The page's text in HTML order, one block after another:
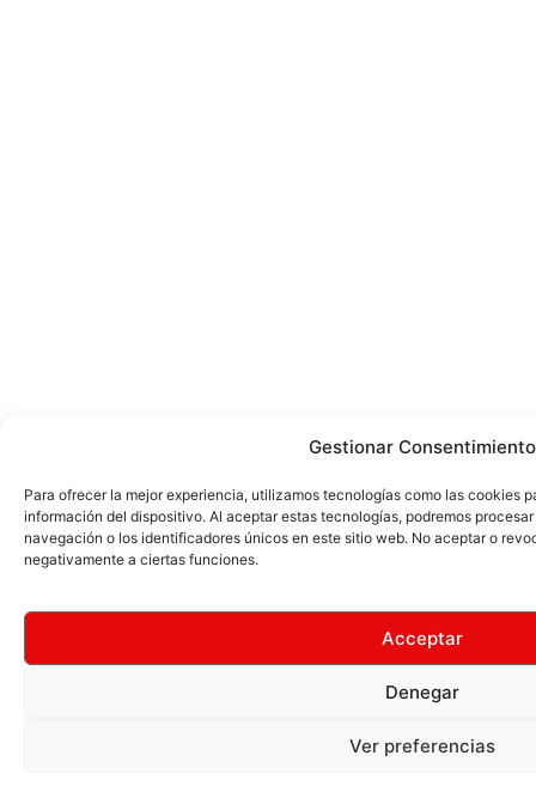
Gestionar Consentimiento
Para ofrecer la mejor experiencia, utilizamos tecnologías como las cookies
información del dispositivo. Al aceptar estas tecnologías, podremos
navegación o los identificadores únicos en este sitio web. No aceptar o
negativamente a ciertas funciones.
Acceptar
Denegar
Ver preferencias